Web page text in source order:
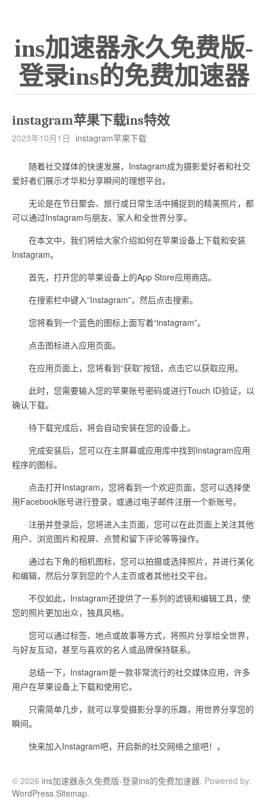
ins加速器永久免费版-
登录ins的免费加速器
instagram苹果下载ins特效
2023年10月1日 instagram苹果下载
随着社交媒体的快速发展，Instagram成为摄影爱好者和社交
爱好者们展示才华和分享瞬间的理想平台。
无论是在节日聚会、旅行或日常生活中捕捉到的精美照片，都
可以通过Instagram与朋友、家人和全世界分享。
在本文中，我们将给大家介绍如何在苹果设备上下载和安装
Instagram。
首先，打开您的苹果设备上的App Store应用商店。
在搜索栏中键入”Instagram”，然后点击搜索。
您将看到一个蓝色的图标上面写着“instagram”。
点击图标进入应用页面。
在应用页面上，您将看到“获取”按钮，点击它以获取应用。
此时，您需要输入您的苹果账号密码或进行Touch ID验证，以
确认下载。
待下载完成后，将会自动安装在您的设备上。
完成安装后，您可以在主屏幕或应用库中找到Instagram应用
程序的图标。
点击打开Instagram，您将看到一个欢迎页面，您可以选择使
用Facebook账号进行登录，或通过电子邮件注册一个新账号。
注册并登录后，您将进入主页面，您可以在此页面上关注其他
用户、浏览图片和视屏、点赞和留下评论等等操作。
通过右下角的相机图标，您可以拍摄或选择照片，并进行美化
和编辑，然后分享到您的个人主页或者其他社交平台。
不仅如此，Instagram还提供了一系列的滤镜和编辑工具，使
您的照片更加出众，独具风格。
您可以通过标签、地点或故事等方式，将照片分享给全世界，
与好友互动，甚至与喜欢的名人或品牌保持联系。
总结一下，Instagram是一款非常流行的社交媒体应用，许多
用户在苹果设备上下载和使用它。
只需简单几步，就可以享受摄影分享的乐趣，用世界分享您的
瞬间。
快来加入Instagram吧，开启新的社交网络之旅吧！。
© 2026 ins加速器永久免费版-登录ins的免费加速器. Powered by:
WordPress.Sitemap.